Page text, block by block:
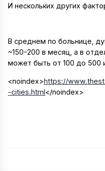
И нескольких других
В среднем по больнице,
~150-200 в месяц, а в
может быть от 100 до 500
<noindex>https://
-cities.html</noindex>